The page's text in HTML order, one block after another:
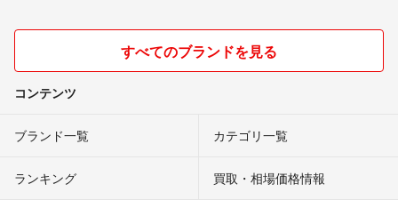
すべてのブランドを見る
コンテンツ
ブランド一覧 カテゴリ一覧
ランキング 買取・相場価格情報